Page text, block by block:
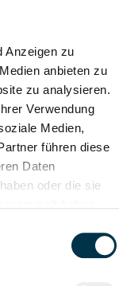
Anzeigen zu
anbieten zu
zu analysieren.
Verwendung
Medien,
führen diese
Daten
oder die sie
Graz, Frau
zur Verfügung.